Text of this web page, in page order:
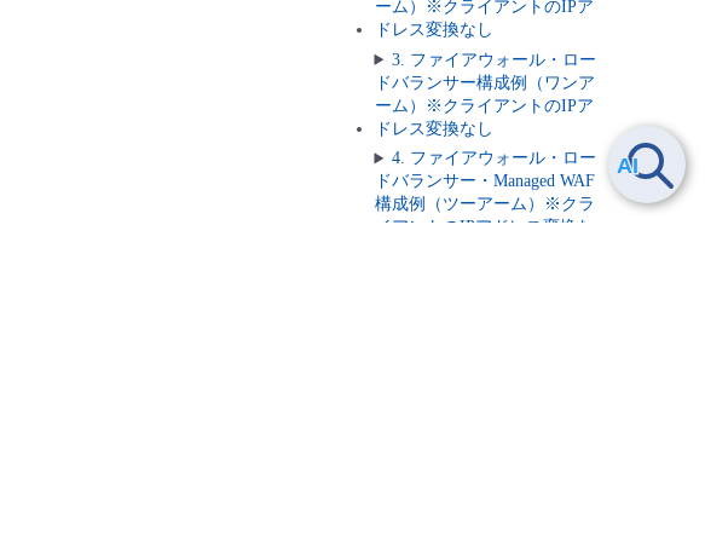
ーム）※クライアントのIPア
ドレス変換なし
3. ファイアウォール・ロー
ドバランサー構成例（ワンア
ーム）※クライアントのIPア
ドレス変換なし
4. ファイアウォール・ロー
ドバランサー・Managed WAF
構成例（ツーアーム）※クラ
イアントのIPアドレス変換な